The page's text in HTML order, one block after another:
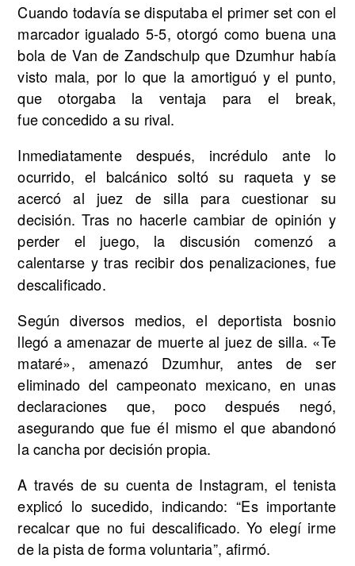
Cuando todavía se disputaba el primer set con el
marcador igualado 5-5, otorgó como buena una
bola de Van de Zandschulp que Dzumhur había
visto mala, por lo que la amortiguó y el punto,
que otorgaba la ventaja para el break,
fue concedido a su rival.
Inmediatamente después, incrédulo ante lo
ocurrido, el balcánico soltó su raqueta y se
acercó al juez de silla para cuestionar su
decisión. Tras no hacerle cambiar de opinión y
perder el juego, la discusión comenzó a
calentarse y tras recibir dos penalizaciones, fue
descalificado.
Según diversos medios, el deportista bosnio
llegó a amenazar de muerte al juez de silla. «Te
mataré», amenazó Dzumhur, antes de ser
eliminado del campeonato mexicano, en unas
declaraciones que, poco después negó,
asegurando que fue él mismo el que abandonó
la cancha por decisión propia.
A través de su cuenta de Instagram, el tenista
explicó lo sucedido, indicando: “Es importante
recalcar que no fui descalificado. Yo elegí irme
de la pista de forma voluntaria”, afirmó.